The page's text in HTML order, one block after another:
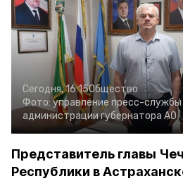
Сегодня, 16:15Общество
Фото: управление пресс-
администрации губернатора АО
Представитель главы
Республики в